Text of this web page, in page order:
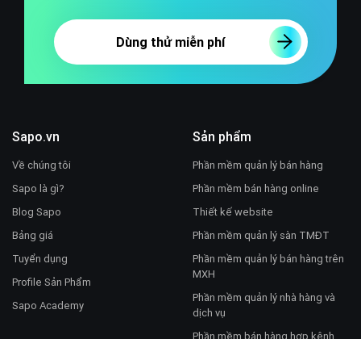
Dùng thử miễn phí
Sapo.vn
Về chúng tôi
Sapo là gì?
Blog Sapo
Bảng giá
Tuyển dụng
Profile Sản Phẩm
Sapo Academy
Sản phẩm
Phần mềm quản lý bán hàng
Phần mềm bán hàng online
Thiết kế website
Phần mềm quản lý sàn TMĐT
Phần mềm quản lý bán hàng trên
MXH
Phần mềm quản lý nhà hàng và
dịch vụ
Phần mềm bán hàng hợp kênh